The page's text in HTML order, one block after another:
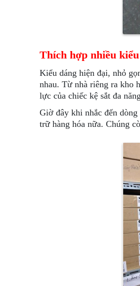
Thích hợp nhiều
Kiểu dáng hiện đại, nhỏ
nhau. Từ nhà riêng ra kho
lực của chiếc kệ sắt đa
Giờ đây khi nhắc đến
trữ hàng hóa nữa. Chúng